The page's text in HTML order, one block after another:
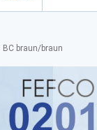
braun/braun